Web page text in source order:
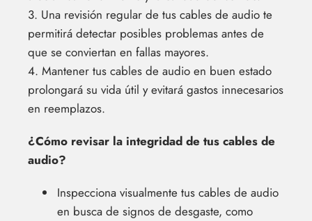
3. Una revisión regular de tus cables de audio te
permitirá detectar posibles problemas antes de
que se conviertan en fallas mayores.
4. Mantener tus cables de audio en buen estado
prolongará su vida útil y evitará gastos innecesarios
en reemplazos.
¿Cómo revisar la integridad de tus cables de
audio?
Inspecciona visualmente tus cables de audio
en busca de signos de desgaste, como